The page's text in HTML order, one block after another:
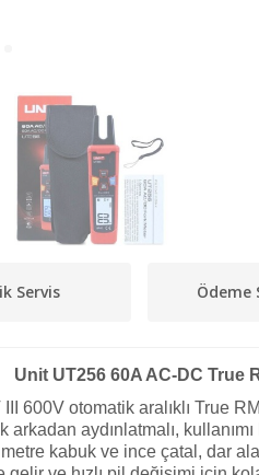
Servis Ödeme
Unit UT256 60A AC-DC True
600V otomatik aralıklı True
arkadan aydınlatmalı,
kabuk ve ince çatal, dar